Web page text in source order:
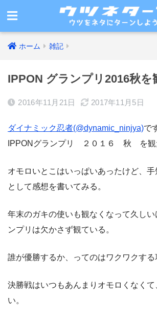
ホーム 雑記
IPPON グランプリ2016秋を
2016年11月21日 2017年11月5日
ダイナミック忍者(@dynamic_ninjya)で
IPPONグランプリ ２０１６ 秋 を観
オモロいとこはいっぱいあったけど、
として感想を書いてみる。
年末のガキの使いも観なくなって久し
ンプリは欠かさず観ている。
誰が優勝するか、ってのはワクワクする
決勝戦はいつもあんまりオモロくなくて
い。